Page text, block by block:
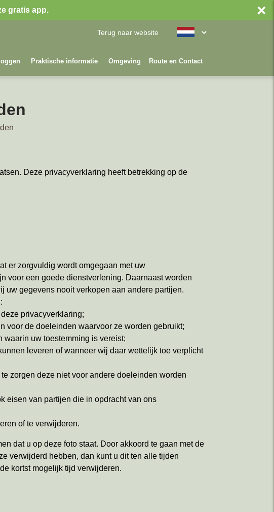
gratis app. ×
Terug naar website
Praktische informatie Omgeving Route en Contact
Deze privacyverklaring heeft betrekking op de
er zorgvuldig wordt omgegaan met uw
voor een goede dienstverlening. Daarnaast worden
uw gegevens nooit verkopen aan andere partijen.
privacyverklaring;
voor de doeleinden waarvoor ze worden gebruikt;
waarin uw toestemming is vereist;
leveren of wanneer wij daar wettelijk toe verplicht
zorgen deze niet voor andere doeleinden worden
eisen van partijen die in opdracht van ons
of te verwijderen.
dat u op deze foto staat. Door akkoord te gaan met de
verwijderd hebben, dan kunt u dit ten alle tijden
kortst mogelijk tijd verwijderen.